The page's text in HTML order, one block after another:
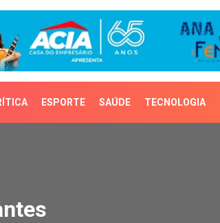
ESPORTE SAÚDE TECNOLOGIA